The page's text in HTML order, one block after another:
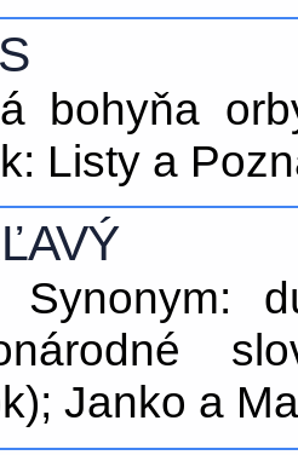
bohyňa
Listy a
Synonym:
Janko a